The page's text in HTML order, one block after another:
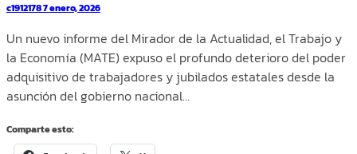
c19121787 enero, 2026
Un nuevo informe del Mirador de la Actualidad, el Trabajo y
la Economía (MATE) expuso el profundo deterioro del poder
adquisitivo de trabajadores y jubilados estatales desde la
asunción del gobierno nacional…
Comparte esto: